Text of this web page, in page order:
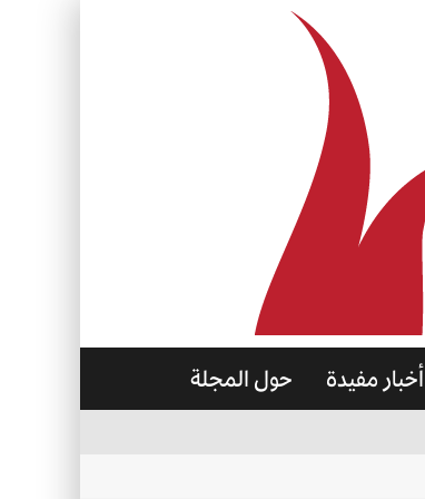
أخبار مفيدة حول المجلة